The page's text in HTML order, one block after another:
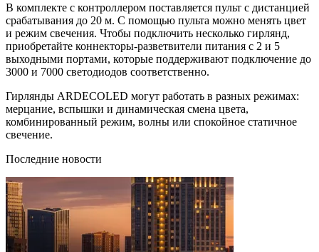
В комплекте с контроллером поставляется пульт с дистанцией
срабатывания до 20 м. С помощью пульта можно менять цвет
и режим свечения. Чтобы подключить несколько гирлянд,
приобретайте коннекторы-разветвители питания с 2 и 5
выходными портами, которые поддерживают подключение до
3000 и 7000 светодиодов соответственно.
Гирлянды ARDECOLED могут работать в разных режимах:
мерцание, вспышки и динамическая смена цвета,
комбинированный режим, волны или спокойное статичное
свечение.
Последние новости